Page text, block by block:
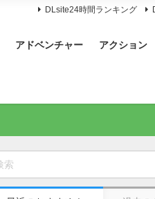
DLsite24時間ランキング
アドベンチャー アクション